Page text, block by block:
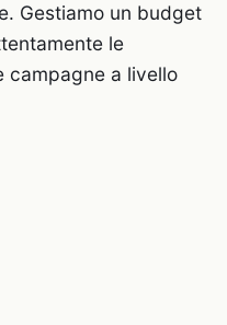
Gestiamo un budget
le
campagne a livello